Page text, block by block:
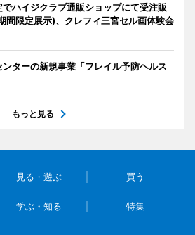
ハイジクラブ通販ショップにて受注販
間限定展示)、クレフィ三宮セル画体験会
ターの新規事業「フレイル予防ヘルス
もっと見る
見る・遊ぶ 買う
学ぶ・知る 特集